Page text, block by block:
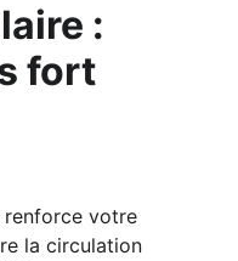
:
fort
renforce votre
la circulation